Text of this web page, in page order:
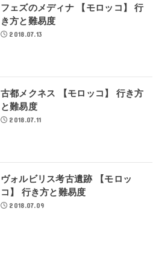
フェズのメディナ 【モロッコ】 行
き方と難易度
2018.07.13
古都メクネス 【モロッコ】 行き方
と難易度
2018.07.11
ヴォルビリス考古遺跡 【モロッ
コ】 行き方と難易度
2018.07.09